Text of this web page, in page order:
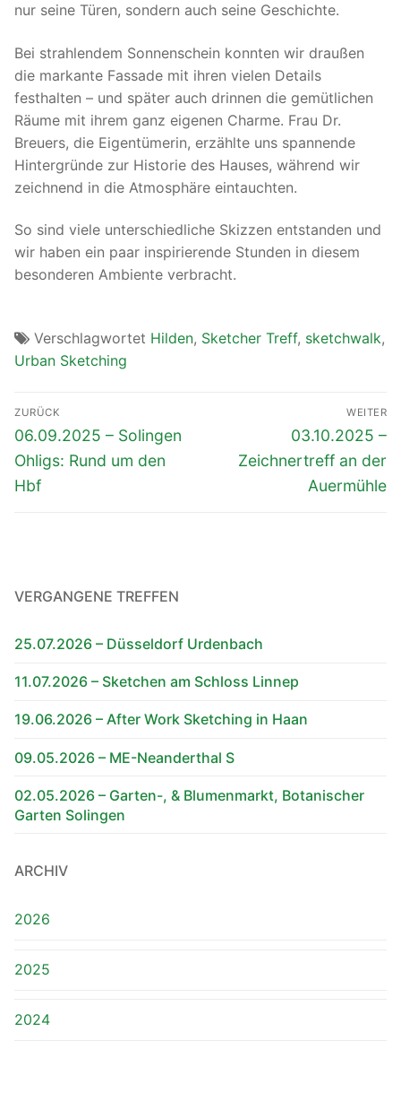
nur seine Türen, sondern auch seine Geschichte.
Bei strahlendem Sonnenschein konnten wir draußen
die markante Fassade mit ihren vielen Details
festhalten – und später auch drinnen die gemütlichen
Räume mit ihrem ganz eigenen Charme. Frau Dr.
Breuers, die Eigentümerin, erzählte uns spannende
Hintergründe zur Historie des Hauses, während wir
zeichnend in die Atmosphäre eintauchten.
So sind viele unterschiedliche Skizzen entstanden und
wir haben ein paar inspirierende Stunden in diesem
besonderen Ambiente verbracht.
Verschlagwortet Hilden, Sketcher Treff, sketchwalk,
Urban Sketching
Beitragsnavigation
ZURÜCK
Vorheriger
Beitrag:
06.09.2025 – Solingen
Ohligs: Rund um den
Hbf
WEITER
Nächster
Beitrag:
03.10.2025 –
Zeichnertreff an der
Auermühle
VERGANGENE TREFFEN
25.07.2026 – Düsseldorf Urdenbach
11.07.2026 – Sketchen am Schloss Linnep
19.06.2026 – After Work Sketching in Haan
09.05.2026 – ME-Neanderthal S
02.05.2026 – Garten-, & Blumenmarkt, Botanischer
Garten Solingen
ARCHIV
2026
2025
2024